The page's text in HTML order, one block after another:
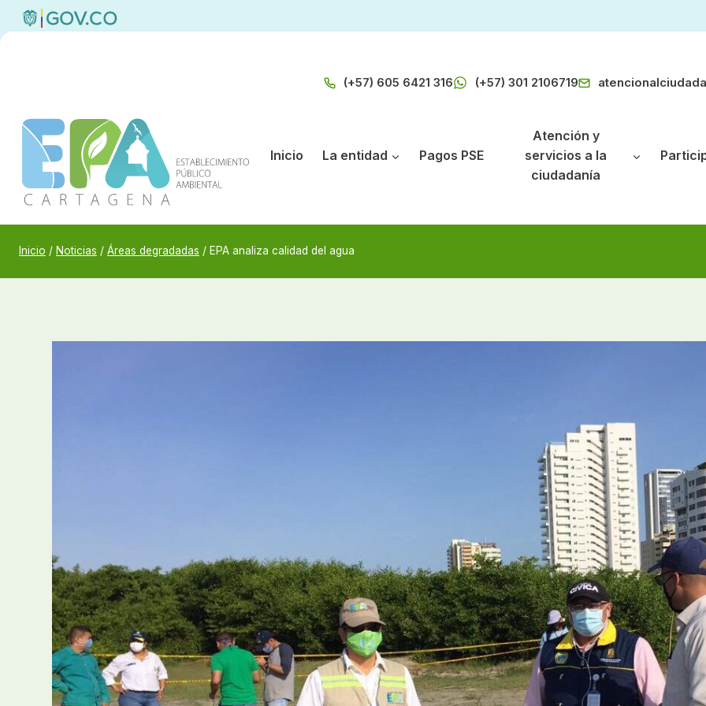
Saltar
al
(+57) 605 6421 316 (+57) 301 2106719
Inicio La entidad Pagos PSE
Atención y
servicios a la
ciudadanía
Inicio / Noticias / Áreas degradadas / EPA analiza calidad del agua